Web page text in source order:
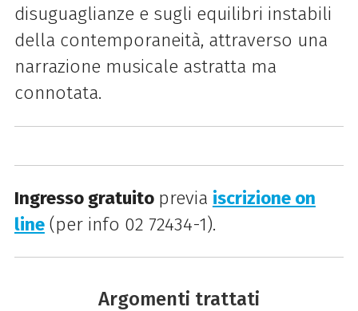
disuguaglianze e sugli equilibri instabili
della contemporaneità, attraverso una
narrazione musicale astratta ma
connotata.
Ingresso gratuito previa iscrizione on
line(per info 02 72434-1).
Argomenti trattati